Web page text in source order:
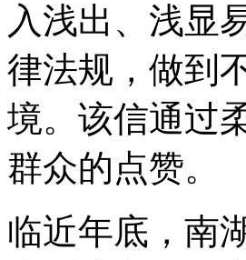
入浅出、浅显
律法规，做到
境。该信通过
群众的点赞。
临近年底，南